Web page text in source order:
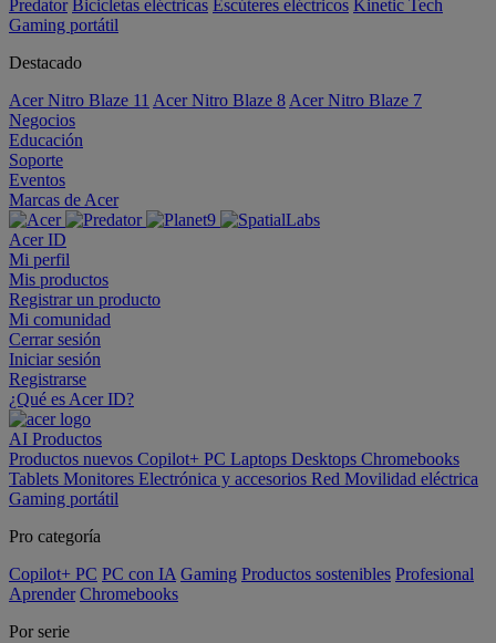
Predator Bicicletas eléctricas Escúteres eléctricos Kinetic Tech
Gaming portátil
Destacado
Acer Nitro Blaze 11 Acer Nitro Blaze 8 Acer Nitro Blaze 7
Negocios
Educación
Soporte
Eventos
Marcas de Acer
Acer ID
Mi perfil
Mis productos
Registrar un producto
Mi comunidad
Cerrar sesión
Iniciar sesión
Registrarse
¿Qué es Acer ID?
AI Productos
Productos nuevos Copilot+ PC Laptops Desktops Chromebooks
Tablets Monitores Electrónica y accesorios Red Movilidad eléctrica
Gaming portátil
Pro categoría
Copilot+ PC PC con IA Gaming Productos sostenibles Profesional
Aprender Chromebooks
Por serie